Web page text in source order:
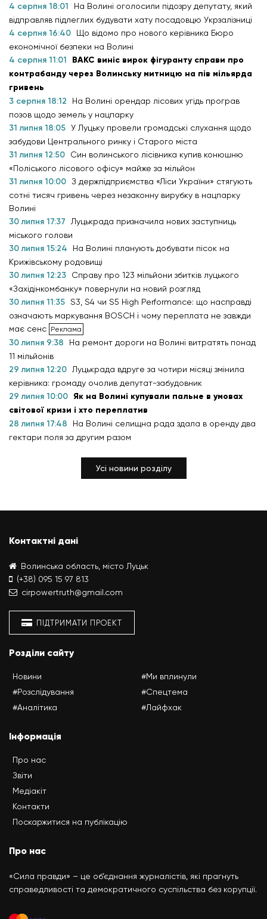
4 серпня 18:01
На Волині оголосили підозру депутату, який
відправляв підлеглих будувати хату посадовцю Укрзалізниці
4 серпня 16:40
Що відомо про нового керівника Бюро
економічної безпеки на Волині
4 серпня 11:01
ВАКС виніс вирок фігуранту справи про
контрабанду через Волинську митницю на пів мільярда
гривень
3 серпня 18:12
На Волині орендар лісових угідь програв
позов щодо земель у нацпарку
31 липня 18:05 У Луцьку провели громадські слухання щодо
забудови Центрального ринку і Старого міста
31 липня 12:50
Син волинського лісівника купив конюшню
«Поліського лісового офісу» майже за мільйон
31 липня 10:00 З держпідприємства «Ліси України» стягують
сотні тисяч гривень через незаконну вирубку в нацпарку
Волині
30 липня 17:37
Луцькрада призначила нових заступниць
міського голови
30 липня 15:24
На Волині планують добувати пісок на
Крижівському родовищі
30 липня 12:23
Справу про 123 мільйони збитків луцького
«Західінкомбанку» повернули на новий розгляд
30 липня 11:35 S3, S4 чи S5 High Performance: що насправді
означають маркування BOSCH і чому переплата не завжди
має сенс
30 липня 9:38
На ремонт дороги на Волині витратять понад
11 мільйонів
29 липня 12:20
Луцькрада вдруге за чотири місяці змінила
керівника: громаду очолив депутат-забудовник
29 липня 10:00 Як на Волині купували пальне в умовах
світової кризи і хто переплатив
28 липня 17:48
На Волині селищна рада здала в оренду два
гектари поля за другим разом
Усі новини розділу
Контактні дані
Волинська область, місто Луцьк
(+38) 095 15 97 813
cirpowertruth@gmail.com
ПІДТРИМАТИ ПРОЕКТ
Розділи сайту
Новини
#Розслідування
#Аналітика
#Ми вплинули
#Спецтема
#Лайфхак
Інформація
Про нас
Звіти
Медіакіт
Контакти
Поскаржитися на публікацію
Про нас
«Сила правди» – це об’єднання журналістів, які прагнуть
справедливості та демократичного суспільства без корупції.